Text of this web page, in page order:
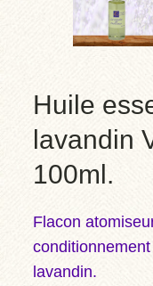
Huile
lavandin
100ml.
Flacon
lavandin.